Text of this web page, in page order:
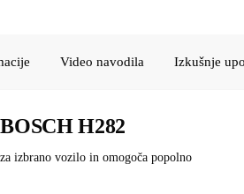
Video navodila Izkušnje
H282
izbrano vozilo in omogoča popolno